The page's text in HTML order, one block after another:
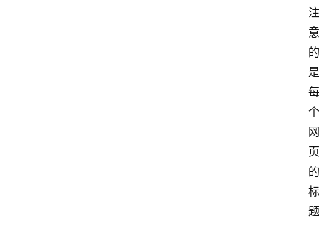
注
意
的
是
每
个
网
页
的
标
题